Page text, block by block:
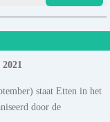
staat Etten in het
door de